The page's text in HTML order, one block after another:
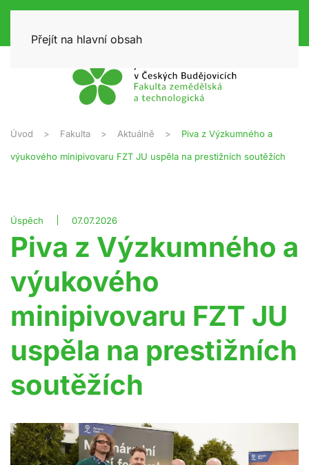
Přejít na hlavní obsah
Úvod Fakulta Aktuálně Piva z Výzkumného a
výukového minipivovaru FZT JU uspěla na prestižních soutěžích
Úspěch 07.07.2026
Piva z Výzkumného a
výukového
minipivovaru FZT JU
uspěla na prestižních
soutěžích